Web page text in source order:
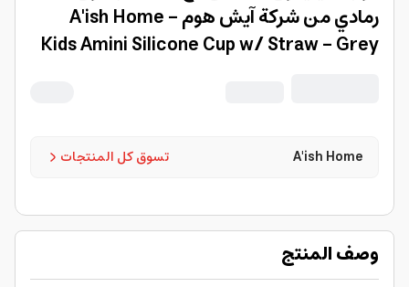
رمادي من شركة آيش هوم A'ish Home -
Kids Amini Silicone Cup w/ Straw - Grey
تسوق كل المنتجات A'ish Home
وصف المنتج